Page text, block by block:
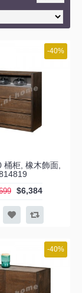
-40%
桶柜, 橡木飾面,
$6,384
-40%